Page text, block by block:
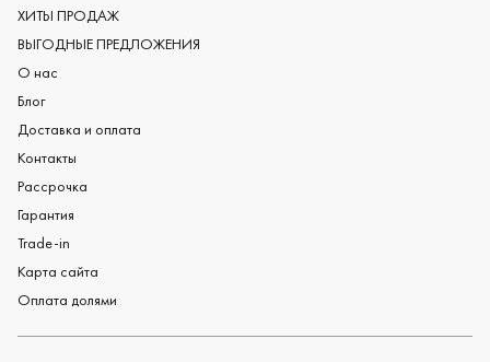
Дизайнерские обручальные кольца
Черные обручальные кольца
ХИТЫ ПРОДАЖ
ВЫГОДНЫЕ ПРЕДЛОЖЕНИЯ
О нас
Блог
Доставка и оплата
Контакты
Рассрочка
Гарантия
Trade-in
Карта сайта
Оплата долями